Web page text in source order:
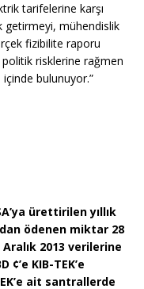
tarifelerine karşı
getirmeyi, mühendislik
fizibilite raporu
risklerine rağmen
içinde bulunuyor.”
ürettirilen yıllık
ödenen miktar 28
2013 verilerine
KIB-TEK’e
ait santrallerde